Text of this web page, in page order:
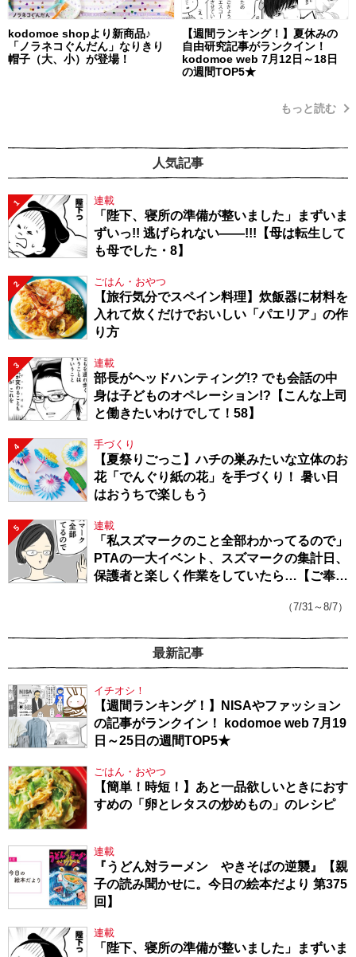
kodomoe shopより新商品♪
「ノラネコぐんだん」なりきり
帽子（大、小）が登場！
【週間ランキング！】夏休みの
自由研究記事がランクイン！
kodomoe web 7月12日～18日
の週間TOP5★
もっと読む
人気記事
1 連載
「陛下、寝所の準備が整いました」まずいま
ずいっ!! 逃げられない――!!!【母は転生して
も母でした・8】
2 ごはん・おやつ
【旅行気分でスペイン料理】炊飯器に材料を
入れて炊くだけでおいしい「パエリア」の作
り方
3 連載
部長がヘッドハンティング!? でも会話の中
身は子どものオペレーション!?【こんな上司
と働きたいわけでして！58】
4 手づくり
【夏祭りごっこ】ハチの巣みたいな立体のお
花「でんぐり紙の花」を手づくり！ 暑い日
はおうちで楽しもう
5 連載
「私スズマークのこと全部わかってるので」
PTAの一大イベント、スズマークの集計日、
保護者と楽しく作業をしていたら…【ご奉仕
（7/31～8/7）
最新記事
イチオシ！
【週間ランキング！】NISAやファッション
の記事がランクイン！ kodomoe web 7月19
日～25日の週間TOP5★
ごはん・おやつ
【簡単！時短！】あと一品欲しいときにおす
すめの「卵とレタスの炒めもの」のレシピ
連載
『うどん対ラーメン やきそばの逆襲』【親
子の読み聞かせに。今日の絵本だより 第375
回】
連載
「陛下、寝所の準備が整いました」まずいま